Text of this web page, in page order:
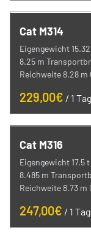
Raupen
Teleskoplader
Arbeitsbühnen
Anbaugeräte &
Sonstige
Stampfer
Rüttelplatten
Stromerzeuger
Raupen- und
Baugeräte
Kaufen
Cat M314
Eigengewicht
8.25 m
Reichweite 8.28 m
/
Cat M316
Eigengewicht 17.5
8.485 m
Reichweite 8.73 m
/